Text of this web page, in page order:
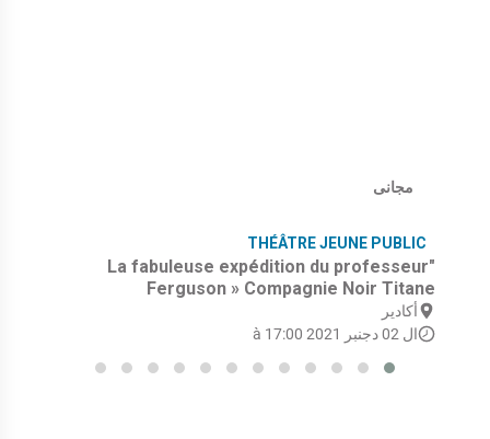
مجانى
THÉÂTRE JEUNE PUBLIC
"La fabuleuse expédition du professeur
Ferguson » Compagnie Noir Titane
أكادير
ال 02 دجنبر 2021 à 17:00